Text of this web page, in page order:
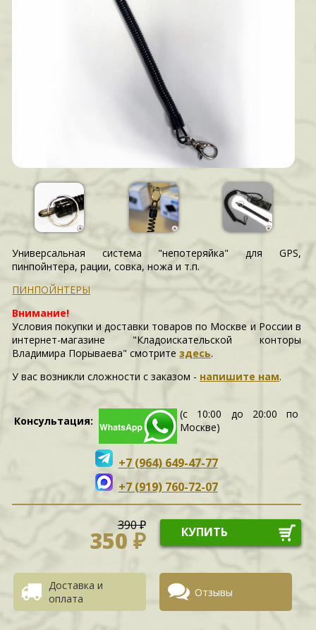
Универсальная система "непотеряйка" для GPS,
пинпойнтера, рации, совка, ножа и т.п.
ПИНПОЙНТЕРЫ
Внимание!
Условия покупки и доставки товаров по Москве и России в
интернет-магазине "Кладоискательской конторы
Владимира Порываева" смотритездесь.
У вас возникли сложности c заказом - напишите нам.
Консультация:
(с 10:00 до 20:00 по
Москве)
+7 (964) 649-47-77
+7 (919) 760-72-07
390 ₽
350 ₽ КУПИТЬ
Доставка и
оплата
Отзывы